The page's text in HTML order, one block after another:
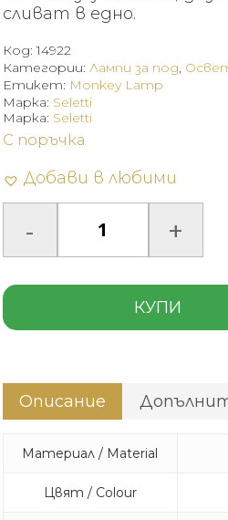
сливат в едно.
Код:14922
Категории: Лампи за под,
Етикет: Monkey Lamp
Марка: Seletti
С поръчка
Добави в любими
КУПИ
Марка: Seletti
Описание
Материал / Material
Цвят / Colour